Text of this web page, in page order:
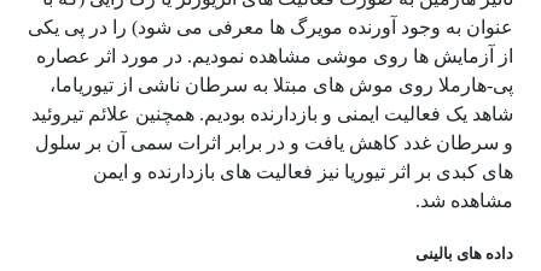
عنوان به وجود آورنده مویرگ ها معرفی می شود) را در پی یکی
از آزمایش ها روی موشی مشاهده نمودیم. در مورد اثر عصاره
پی-هارملا روی موش های مبتلا به سرطان ناشی از تیوریاما،
شاهد یک فعالیت ایمنی و بازدارنده بودیم. همچنین علائم تیروئید
و سرطان غدد کاهش یافت و در برابر اثرات سمی آن بر سلول
های کبدی بر اثر تیوریا نیز فعالیت های بازدارنده و ایمن
مشاهده شد.
داده های بالینی